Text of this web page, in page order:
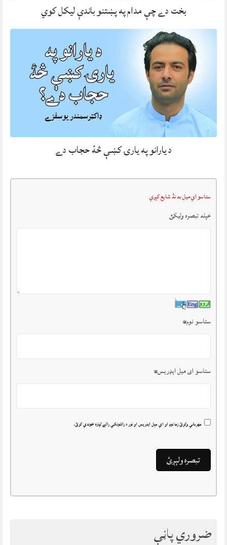
بخت دے چې مدام په پښتنو باندې ليکل کوي
د يارانو په يارۍ کښې څۀ حجاب دے
ستاسو اي ميل به نۀ شايع کېږي
خپله تبصرہ وليکئ
ستاسو نوم*
ستاسو ای میل ایډریس*
مهرباني وکړئ زما نوم او اي مېل ايډريس او نور د راتلونکي رائے لپاره خوندي کړئ.
ضروري پاڼې